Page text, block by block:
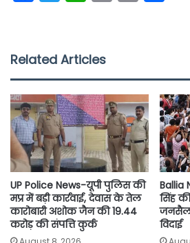
e
o
o
k
t
e
r
t
A
p
p
i
n
k
Related Articles
UP Police News-यूपी पुलिस की
मप्र में बड़ी कार्रवाई, देवास के तेल
कारोबारी अशोक जैन की 19.44
करोड़ की संपत्ति कुर्क
Ballia
सिंह
विदाई